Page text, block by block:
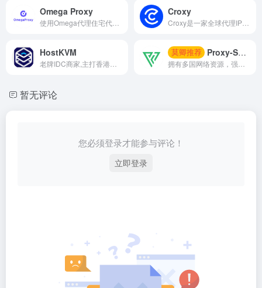
Omega Proxy Croxy
HostKVM 莫卿推荐 Proxy-Seller
暂无评论
您必须登录才能参与评论！
立即登录